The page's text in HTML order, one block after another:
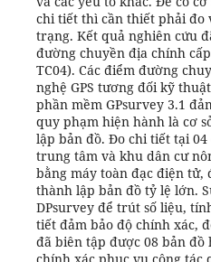
chi tiết thì cần thiết phải đo
trạng. Kết quả nghiên cứu
đường chuyền địa chính cấp
TC04). Các điểm đường
nghệ GPS tương đối kỹ
phần mềm GPsurvey 3.1
quy phạm hiện hành là cơ
lập bản đồ. Đo chi tiết tại
trung tâm và khu dân cư
bằng máy toàn đạc điện tử,
thành lập bản đồ tỷ lệ lớn.
DPsurvey để trút số liệu,
tiết đảm bảo độ chính xác,
đã biên tập được 08 bản